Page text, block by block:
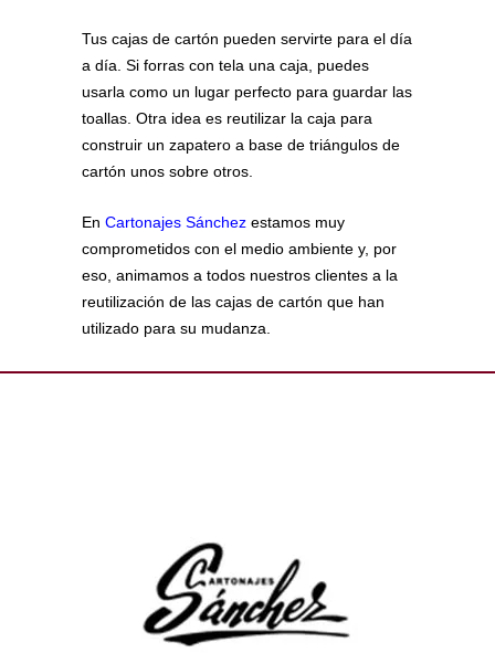
Tus cajas de cartón pueden servirte para el día
a día. Si forras con tela una caja, puedes
usarla como un lugar perfecto para guardar las
toallas. Otra idea es reutilizar la caja para
construir un zapatero a base de triángulos de
cartón unos sobre otros.
En Cartonajes Sánchez estamos muy
comprometidos con el medio ambiente y, por
eso, animamos a todos nuestros clientes a la
reutilización de las cajas de cartón que han
utilizado para su mudanza.